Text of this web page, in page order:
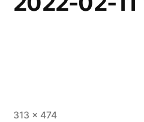
フ
313 × 474